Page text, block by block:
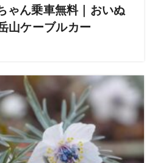
ゃん乗車無料｜おいぬ
山ケーブルカー